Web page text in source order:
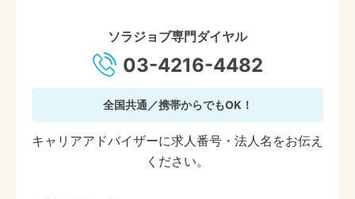
ソラジョブ専門ダイヤル
03-4216-4482
全国共通／携帯からでもOK！
キャリアアドバイザーに求人番号・法人名をお伝え
ください。